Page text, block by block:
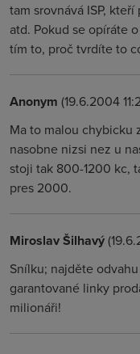
tam srovnává ISP,
atd. Pokud se opíráte
tím to, proč tvrdíte to
Anonym (19.6.2004
Ma to malou chybicku
nasobne nizsi nez u
stoji tak 800-1200 kc,
pres 2000.
Miroslav Šilhavý
Snílku; najděte
garantované linky
milionáři!